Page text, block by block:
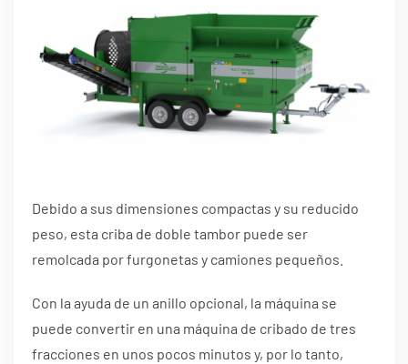
Debido a sus dimensiones compactas y su reducido
peso, esta criba de doble tambor puede ser
remolcada por furgonetas y camiones pequeños.
Con la ayuda de un anillo opcional, la máquina se
puede convertir en una máquina de cribado de tres
fracciones en unos pocos minutos y, por lo tanto,